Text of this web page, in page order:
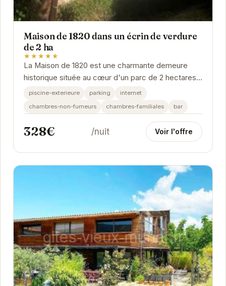
Maison de 1820 dans un écrin de verdure
de 2 ha
★★★★★
La Maison de 1820 est une charmante demeure
historique située au cœur d'un parc de 2 hectares.
Elle offre un cadre idéal pour des vacances...
piscine-exterieure parking
internet
chambres-non-fumeurs
chambres-familiales bar
328€ /nuit Voir l'offre